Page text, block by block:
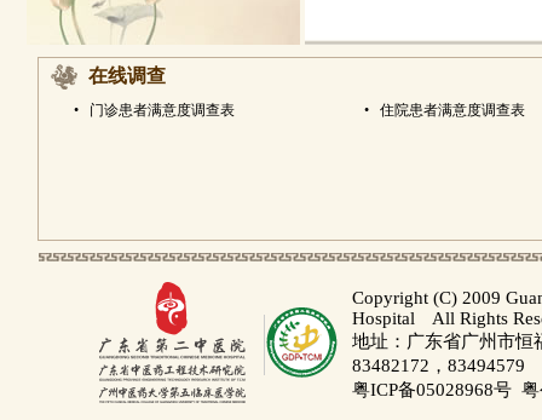
在线调查
• 门诊患者满意度调查表 • 住院患者满意度调查表
Copyright (C) 2009
Hospital All Rights
地址：广东省广州市
83482172，83494579
粤ICP备05028968号